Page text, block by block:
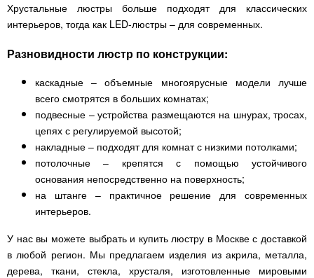
Хрустальные люстры больше подходят для классических
интерьеров, тогда как LED-люстры – для современных.
Разновидности люстр по конструкции:
каскадные – объемные многоярусные модели лучше
всего смотрятся в больших комнатах;
подвесные – устройства размещаются на шнурах, тросах,
цепях с регулируемой высотой;
накладные – подходят для комнат с низкими потолками;
потолочные – крепятся с помощью устойчивого
основания непосредственно на поверхность;
на штанге – практичное решение для современных
интерьеров.
У нас вы можете выбрать и купить люстру в Москве с доставкой
в любой регион. Мы предлагаем изделия из акрила, металла,
дерева, ткани, стекла, хрусталя, изготовленные мировыми